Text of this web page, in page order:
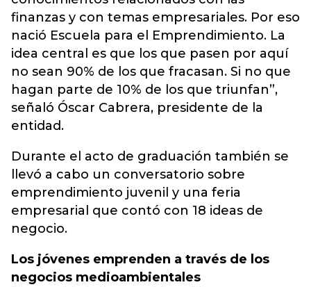
finanzas y con temas empresariales. Por eso
nació Escuela para el Emprendimiento. La
idea central es que los que pasen por aquí
no sean 90% de los que fracasan. Si no que
hagan parte de 10% de los que triunfan”,
señaló Óscar Cabrera, presidente de la
entidad.
Durante el acto de graduación también se
llevó a cabo un conversatorio sobre
emprendimiento juvenil y una feria
empresarial que contó con 18 ideas de
negocio.
Los jóvenes emprenden a través de los
negocios medioambientales